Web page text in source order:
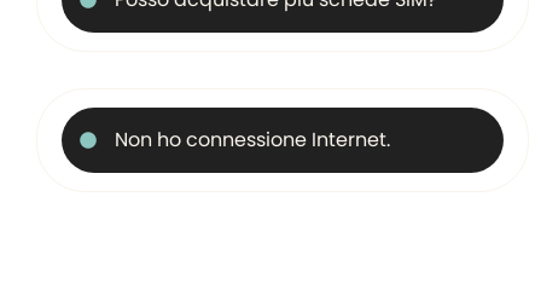
Non ho connessione Internet.